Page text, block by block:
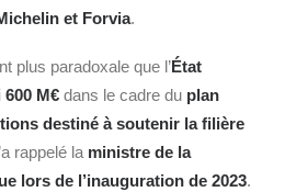
et Forvia.
plus paradoxale que l’État
M€ dans le cadre du plan
destiné à soutenir la filière
rappelé la ministre de la
lors de l’inauguration de 2023.